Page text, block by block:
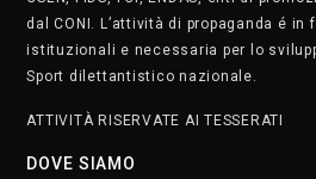
dal CONI. L’attività di propaganda é in
istituzionali e necessaria per lo
Sport dilettantistico nazionale.
ATTIVITÀ RISERVATE AI TESSERATI
DOVE SIAMO